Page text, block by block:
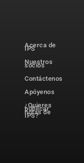
Acerca de
IPS
Nuestros
socios
Contáctenos
Apóyenos
¿Quieres
publicar
notas de
IPS?